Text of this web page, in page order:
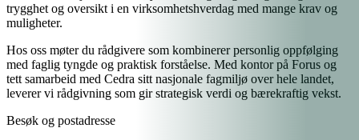
trygghet og oversikt i en virksomhetshverdag med mange krav og
muligheter.
Hos oss møter du rådgivere som kombinerer personlig oppfølging
med faglig tyngde og praktisk forståelse. Med kontor på Forus og
tett samarbeid med Cedra sitt nasjonale fagmiljø over hele landet,
leverer vi rådgivning som gir strategisk verdi og bærekraftig vekst.
Besøk og postadresse